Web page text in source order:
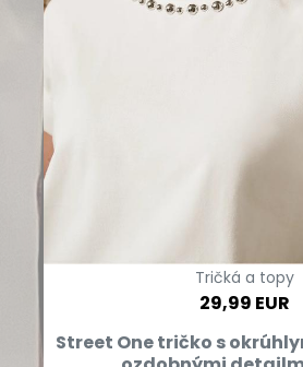
Tričká a topy
29,99 EUR
Street One tričko s